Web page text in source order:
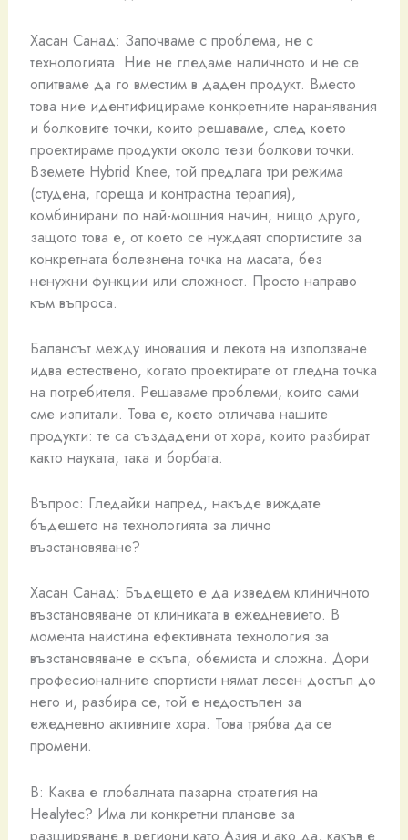
Хасан Санад: Започваме с проблема, не с
технологията. Ние не гледаме наличното и не се
опитваме да го вместим в даден продукт. Вместо
това ние идентифицираме конкретните наранявания
и болковите точки, които решаваме, след което
проектираме продукти около тези болкови точки.
Вземете Hybrid Knee, той предлага три режима
(студена, гореща и контрастна терапия),
комбинирани по най-мощния начин, нищо друго,
защото това е, от което се нуждаят спортистите за
конкретната болезнена точка на масата, без
ненужни функции или сложност. Просто направо
към въпроса.
Балансът между иновация и лекота на използване
идва естествено, когато проектирате от гледна точка
на потребителя. Решаваме проблеми, които сами
сме изпитали. Това е, което отличава нашите
продукти: те са създадени от хора, които разбират
както науката, така и борбата.
Въпрос: Гледайки напред, накъде виждате
бъдещето на технологията за лично
възстановяване?
Хасан Санад: Бъдещето е да изведем клиничното
възстановяване от клиниката в ежедневието. В
момента наистина ефективната технология за
възстановяване е скъпа, обемиста и сложна. Дори
професионалните спортисти нямат лесен достъп до
него и, разбира се, той е недостъпен за
ежедневно активните хора. Това трябва да се
промени.
В: Каква е глобалната пазарна стратегия на
Healytec? Има ли конкретни планове за
разширяване в региони като Азия и ако да, какъв е